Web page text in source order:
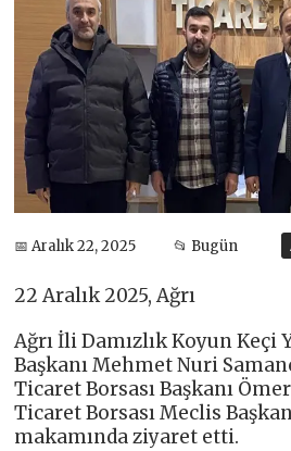
📅 Aralık 22, 2025 📂 Bugün
22 Aralık 2025, Ağrı
Ağrı İli Damızlık Koyun
Başkanı Mehmet Nuri
Ticaret Borsası Başkanı Ömer
Ticaret Borsası Meclis
makamında ziyaret etti.